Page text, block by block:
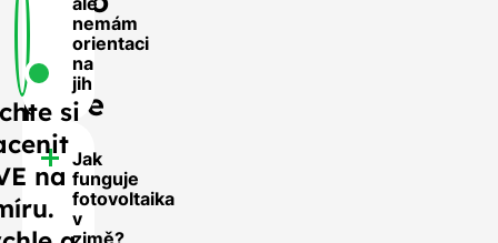
se
nás
ptáte
nemám
orientaci
na
jih
Jak
funguje
fotovoltaika
v
zimě?
si
na